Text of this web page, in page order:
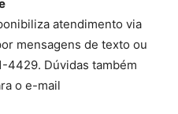
atendimento via
mensagens de texto ou
4429. Dúvidas também
o e-mail